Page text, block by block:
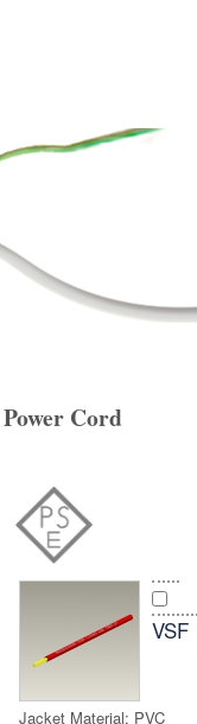
Power Cord
VSF
Jacket Material: PVC